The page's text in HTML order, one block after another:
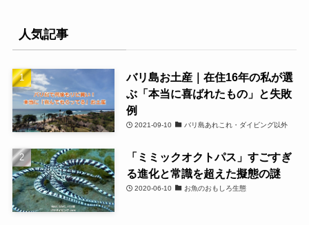
人気記事
バリ島お土産｜在住16年の私が選
ぶ「本当に喜ばれたもの」と失敗
例
2021-09-10 バリ島あれこれ・ダイビング以外
「ミミックオクトパス」すごすぎ
る進化と常識を超えた擬態の謎
2020-06-10 お魚のおもしろ生態